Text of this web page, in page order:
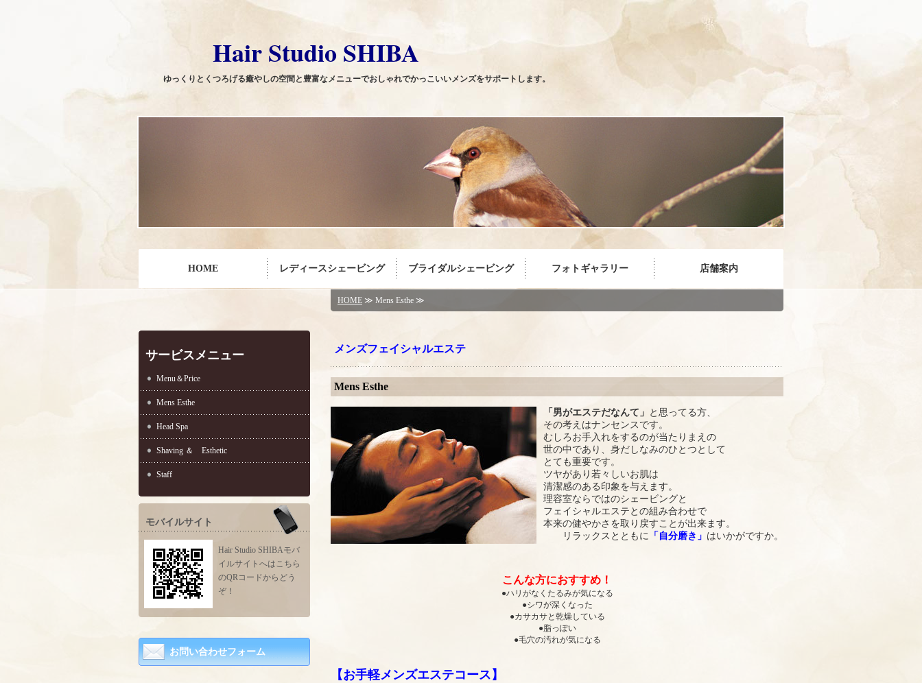
Hair Studio SHIBA
ゆっくりとくつろげる癒やしの空間と豊富なメニューでおしゃれでかっこいいメンズをサポートします。
HOME レディースシェービング ブライダルシェービング フォトギャラリー 店舗案内
HOME ≫ Mens Esthe ≫
メンズフェイシャルエステ
Mens Esthe
「男がエステだなんて」 と思ってる方、
その考えはナンセンスです。
むしろお手入れをするのが当たりまえの
世の中であり、身だしなみのひとつとして
とても重要です。
ツヤがあり若々しいお肌は
清潔感のある印象を与えます。
理容室ならではのシェービングと
フェイシャルエステとの組み合わせで
本来の健やかさを取り戻すことが出来ます。
リラックスとともに 「自分磨き」 はいかがですか。
こんな方におすすめ！
●ハリがなくたるみが気になる
●シワが深くなった
●カサカサと乾燥している
●脂っぽい
●毛穴の汚れが気になる
【お手軽メンズエステコース】
サービスメニュー
Menu＆Price
Mens Esthe
Head Spa
Shaving ＆ Esthetic
Staff
モバイルサイト
Hair Studio SHIBAモバ
イルサイトへはこちら
のQRコードからどう
ぞ！
お問い合わせフォーム